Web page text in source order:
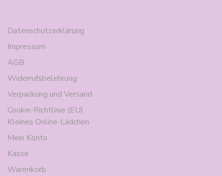
Datenschutzerklärung
Impressum
AGB
Widerrufsbelehrung
Verpackung und Versand
Cookie-Richtlinie (EU)
Kleines Online-Lädchen
Mein Konto
Kasse
Warenkorb